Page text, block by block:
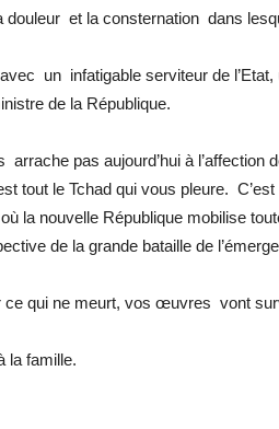
douleur et la consternation dans
un infatigable serviteur de
de la République.
pas aujourd’hui à l’affection
tout le Tchad qui vous pleure.
la nouvelle République mobilise
de la grande bataille de
ce qui ne meurt, vos œuvres vont
la famille.